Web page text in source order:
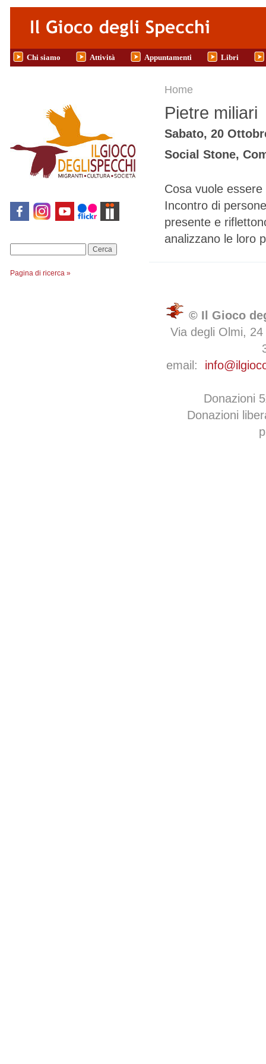
Salta al contenuto principale
Chi siamo Attività Appuntamenti Libri
Pagina di ricerca »
Tu sei qui
Home
Pietre miliari
Sabato, 20
Social Stone,
Cosa vuole
Incontro di
presente e
analizzano le loro
© Il Gioco
Via degli Olmi,
email:
Donazioni
Donazioni